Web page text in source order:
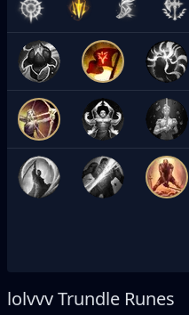
lolvvvTrundle Runes